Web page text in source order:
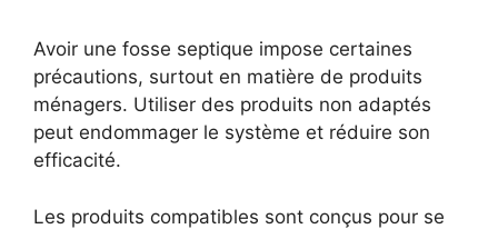
Avoir une fosse septique impose certaines
précautions, surtout en matière de produits
ménagers. Utiliser des produits non adaptés
peut endommager le système et réduire son
efficacité.
Les produits compatibles sont conçus pour se